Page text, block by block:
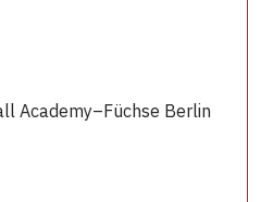
Academy–Füchse Berlin